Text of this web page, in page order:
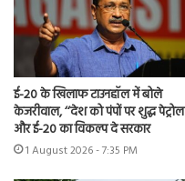
ई-20 के खिलाफ टाउनहॉल में बोले
केजरीवाल, ‘‘देश को पंपों पर शुद्ध पेट्रोल
और ई-20 का विकल्प दे सरकार
1 August 2026 - 7:35 PM